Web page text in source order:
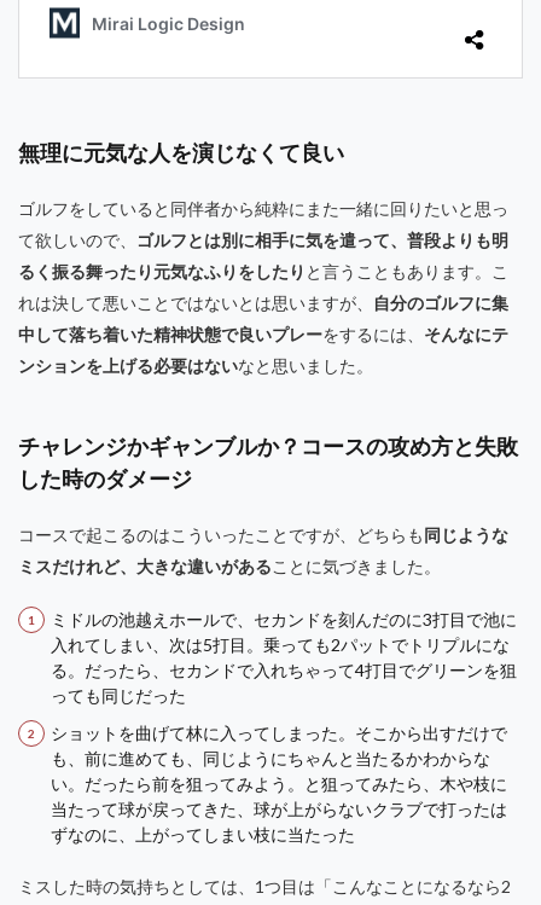
無理に元気な人を演じなくて良い
ゴルフをしていると同伴者から純粋にまた一緒に回りたいと思っ
て欲しいので、
ゴルフとは別に相手に気を遣って、普段よりも明
るく振る舞ったり元気なふりをしたり と言うこともあります。こ
れは決して悪いことではないとは思いますが、
自分のゴルフに集
中して落ち着いた精神状態で良いプレーをするには、 そんなにテ
ンションを上げる必要はないなと思いました。
チャレンジかギャンブルか？コースの攻め方と失敗
した時のダメージ
コースで起こるのはこういったことですが、どちらも同じような
ミスだけれど、大きな違いがあることに気づきました。
ミドルの池越えホールで、セカンドを刻んだのに3打目で池に
入れてしまい、次は5打目。乗っても2パットでトリプルにな
る。だったら、セカンドで入れちゃって4打目でグリーンを狙
っても同じだった
ショットを曲げて林に入ってしまった。そこから出すだけで
も、前に進めても、同じようにちゃんと当たるかわからな
い。だったら前を狙ってみよう。と狙ってみたら、木や枝に
当たって球が戻ってきた、球が上がらないクラブで打ったは
ずなのに、上がってしまい枝に当たった
ミスした時の気持ちとしては、1つ目は「こんなことになるなら2